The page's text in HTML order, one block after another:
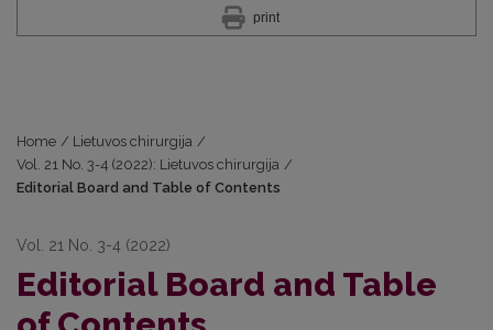
print
Home / Lietuvos chirurgija /
Vol. 21 No. 3-4 (2022): Lietuvos chirurgija /
Editorial Board and Table of Contents
Vol. 21 No. 3-4 (2022)
Editorial Board and Table